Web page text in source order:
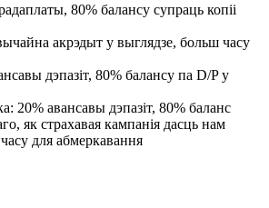
80% балансу супраць копіі
акрэдыт у выглядзе, больш часу
дэпазіт, 80% балансу па D/P у
20% авансавы дэпазіт, 80% баланс
як страхавая кампанія дасць нам
для абмеркавання